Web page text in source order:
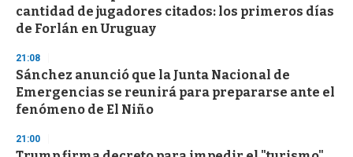
cantidad de jugadores citados: los primeros días
de Forlán en Uruguay
21:08
Sánchez anunció que la Junta Nacional de
Emergencias se reunirá para prepararse ante el
fenómeno de El Niño
21:00